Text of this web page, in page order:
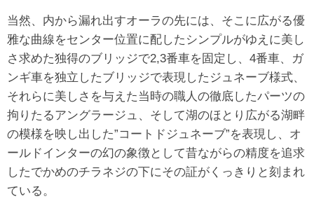
当然、内から漏れ出すオーラの先には、そこに広がる優
雅な曲線をセンター位置に配したシンプルがゆえに美し
さ求めた独得のブリッジで2,3番車を固定し、4番車、ガ
ンギ車を独立したブリッジで表現したジュネーブ様式、
それらに美しさを与えた当時の職人の徹底したパーツの
拘りたるアングラージュ、そして湖のほとり広がる湖畔
の模様を映し出した”コートドジュネーブ”を表現し、オ
ールドインターの幻の象徴として昔ながらの精度を追求
したでかめのチラネジの下にその証がくっきりと刻まれ
ている。